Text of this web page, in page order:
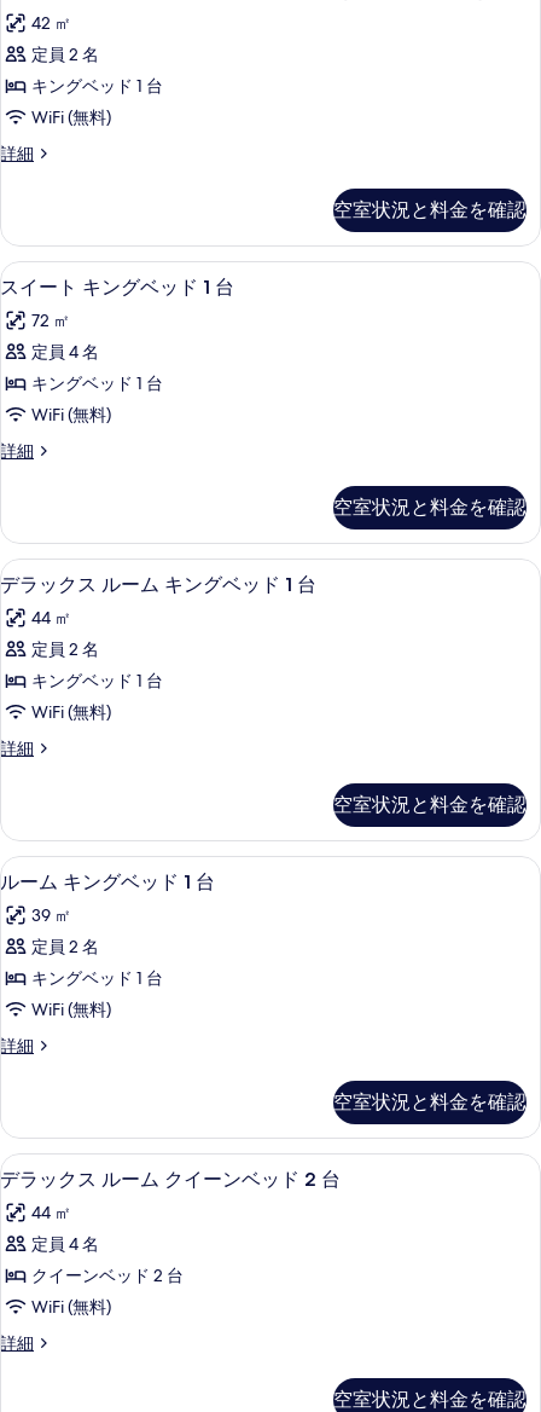
客
室
の
り
込
件
ー
ム
キ
ン
グ
ベ
ド
台
バ
リ
ア
フ
リ
In
Shower)
の
す
べ
て
の
写
表
示
す
る
42 ㎡
定員 2 名
キングベッド 1 台
WiFi (無料)
詳細
ル
ン
グ
ベ
ド
バ
リ
フ
In
Shower)
の
詳
細
空室状況と料金を確認
ス
イ
ー
ト
キ
ン
グ
ッ
ド
1
台
の
す
べ
て
真
を
表
示
す
る
スイート キングベッド 1 台 | リビン
8
スイート キングベッド 1 台
72 ㎡
定員 4 名
キングベッド 1 台
WiFi (無料)
詳細
ス
キ
ン
グ
ッ
ド
台
の
細
空室状況と料金を確認
デ
ラ
ッ
ク
ス
ル
ー
キ
ン
グ
ベ
ッ
ド
1
台
べ
て
の
写
真
を
表
示
低刺激性寝具、ミニバー、セーフテ
7
デラックス ルーム キングベッド 1 台
44 ㎡
定員 2 名
キングベッド 1 台
WiFi (無料)
詳細
デ
ス
ル
ー
キ
ン
ベ
ッ
1
細
空室状況と料金を確認
ル
ー
ム
キ
ン
グ
ベ
ド
台
の
す
べ
て
の
ルーム キングベッド 1 台 | 低刺激性
7
ルーム キングベッド 1 台
39 ㎡
定員 2 名
キングベッド 1 台
WiFi (無料)
詳細
ル
ン
グ
ベ
ド
の
詳
空室状況と料金を確認
デ
ラ
ッ
ク
ス
ル
ー
低刺激性寝具、ミニバー、セーフテ
5
デラックス ルーム クイーンベッド 2 台
44 ㎡
定員 4 名
クイーンベッド 2 台
WiFi (無料)
詳細
デ
空室状況と料金を確認